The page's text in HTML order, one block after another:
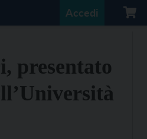
Accedi
presentato